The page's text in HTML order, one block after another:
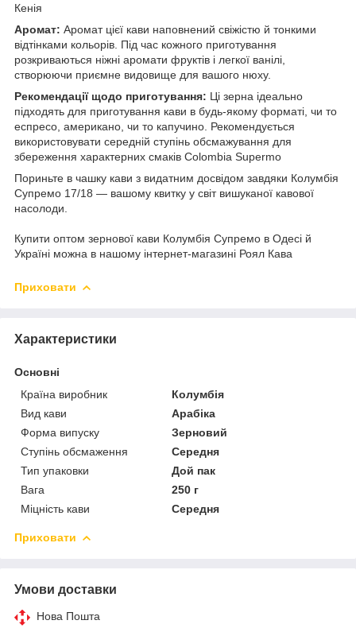
Кенія
Аромат: Аромат цієї кави наповнений свіжістю й тонкими
відтінками кольорів. Під час кожного приготування
розкриваються ніжні аромати фруктів і легкої ванілі,
створюючи приємне видовище для вашого нюху.
Рекомендації щодо приготування: Ці зерна ідеально
підходять для приготування кави в будь-якому форматі, чи то
еспресо, американо, чи то капучино. Рекомендується
використовувати середній ступінь обсмажування для
збереження характерних смаків Colombia Supermo
Пориньте в чашку кави з видатним досвідом завдяки Колумбія
Супремо 17/18 — вашому квитку у світ вишуканої кавової
насолоди.
Купити оптом зернової кави Колумбія Супремо в Одесі й
Україні можна в нашому інтернет-магазині Роял Кава
Приховати
Характеристики
Основні
Країна виробник
Колумбія
Вид кави
Арабіка
Форма випуску
Зерновий
Ступінь обсмаження
Середня
Тип упаковки
Дой пак
Вага
250 г
Міцність кави
Середня
Приховати
Умови доставки
Нова Пошта